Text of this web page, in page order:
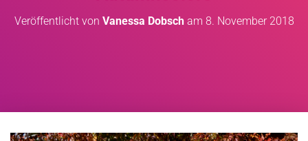
Veröffentlicht von Vanessa Dobscham 8. November 2018